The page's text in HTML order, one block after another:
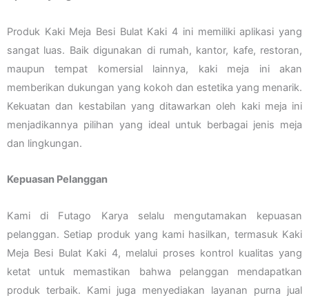
Produk Kaki Meja Besi Bulat Kaki 4 ini memiliki aplikasi yang
sangat luas. Baik digunakan di rumah, kantor, kafe, restoran,
maupun tempat komersial lainnya, kaki meja ini akan
memberikan dukungan yang kokoh dan estetika yang menarik.
Kekuatan dan kestabilan yang ditawarkan oleh kaki meja ini
menjadikannya pilihan yang ideal untuk berbagai jenis meja
dan lingkungan.
Kepuasan Pelanggan
Kami di Futago Karya selalu mengutamakan kepuasan
pelanggan. Setiap produk yang kami hasilkan, termasuk Kaki
Meja Besi Bulat Kaki 4, melalui proses kontrol kualitas yang
ketat untuk memastikan bahwa pelanggan mendapatkan
produk terbaik. Kami juga menyediakan layanan purna jual